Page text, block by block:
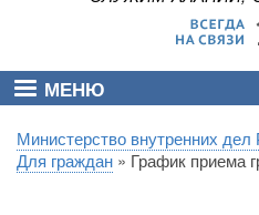
МЕНЮ
Строка
Министерство внутренних
Для граждан
График приема